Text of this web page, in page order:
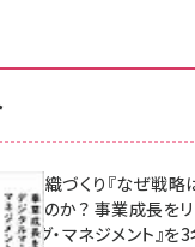
む組織づくり『なぜ戦
ないのか？ 事業成長を
ング・マネジメント』を